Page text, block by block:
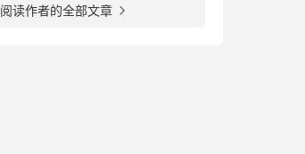
阅读作者的全部文章 